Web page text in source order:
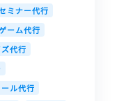
ミナー代行
ーム代行
代行
ル代行